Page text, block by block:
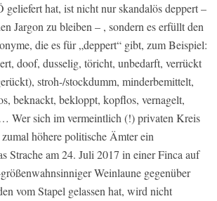
geliefert hat, ist nicht nur skandalös deppert –
Jargon zu bleiben – , sondern es erfüllt den
die es für „deppert“ gibt, zum Beispiel:
doof, dusselig, töricht, unbedarft, verrückt
stroh-/stockdumm, minderbemittelt,
beknackt, bekloppt, kopflos, vernagelt,
Wer sich im vermeintlich (!) privaten Kreis
höhere politische Ämter ein
Strache am 24. Juli 2017 in einer Finca auf
Weinlaune gegenüber
vom Stapel gelassen hat, wird nicht